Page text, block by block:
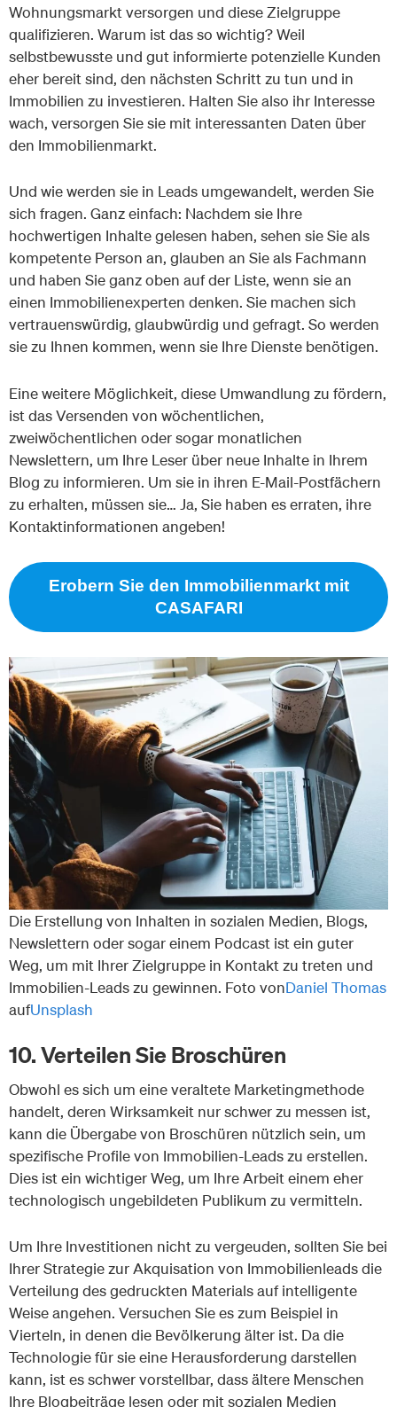
Wohnungsmarkt versorgen und diese Zielgruppe
qualifizieren. Warum ist das so wichtig? Weil
selbstbewusste und gut informierte potenzielle Kunden
eher bereit sind, den nächsten Schritt zu tun und in
Immobilien zu investieren. Halten Sie also ihr Interesse
wach, versorgen Sie sie mit interessanten Daten über
den Immobilienmarkt.
Und wie werden sie in Leads umgewandelt, werden Sie
sich fragen. Ganz einfach: Nachdem sie Ihre
hochwertigen Inhalte gelesen haben, sehen sie Sie als
kompetente Person an, glauben an Sie als Fachmann
und haben Sie ganz oben auf der Liste, wenn sie an
einen Immobilienexperten denken. Sie machen sich
vertrauenswürdig, glaubwürdig und gefragt. So werden
sie zu Ihnen kommen, wenn sie Ihre Dienste benötigen.
Eine weitere Möglichkeit, diese Umwandlung zu fördern,
ist das Versenden von wöchentlichen,
zweiwöchentlichen oder sogar monatlichen
Newslettern, um Ihre Leser über neue Inhalte in Ihrem
Blog zu informieren. Um sie in ihren E-Mail-Postfächern
zu erhalten, müssen sie… Ja, Sie haben es erraten, ihre
Kontaktinformationen angeben!
Erobern Sie den Immobilienmarkt mit
CASAFARI
Die Erstellung von Inhalten in sozialen Medien, Blogs,
Newslettern oder sogar einem Podcast ist ein guter
Weg, um mit Ihrer Zielgruppe in Kontakt zu treten und
Immobilien-Leads zu gewinnen. Foto vonDaniel Thomas
aufUnsplash
10. Verteilen Sie Broschüren
Obwohl es sich um eine veraltete Marketingmethode
handelt, deren Wirksamkeit nur schwer zu messen ist,
kann die Übergabe von Broschüren nützlich sein, um
spezifische Profile von Immobilien-Leads zu erstellen.
Dies ist ein wichtiger Weg, um Ihre Arbeit einem eher
technologisch ungebildeten Publikum zu vermitteln.
Um Ihre Investitionen nicht zu vergeuden, sollten Sie bei
Ihrer Strategie zur Akquisation von Immobilienleads die
Verteilung des gedruckten Materials auf intelligente
Weise angehen. Versuchen Sie es zum Beispiel in
Vierteln, in denen die Bevölkerung älter ist. Da die
Technologie für sie eine Herausforderung darstellen
kann, ist es schwer vorstellbar, dass ältere Menschen
Ihre Blogbeiträge lesen oder mit sozialen Medien